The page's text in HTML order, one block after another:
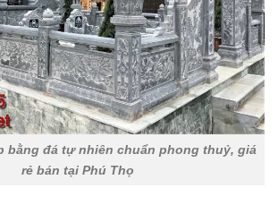
bằng đá tự nhiên chuẩn phong thuỷ, giá
rẻ bán tại Phú Thọ